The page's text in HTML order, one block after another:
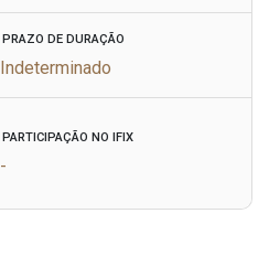
PRAZO DE DURAÇÃO
Indeterminado
PARTICIPAÇÃO NO IFIX
-